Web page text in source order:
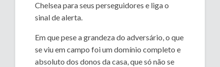
Chelsea para seus perseguidores e liga o
sinal de alerta.
Em que pese a grandeza do adversário, o que
se viu em campo foi um domínio completo e
absoluto dos donos da casa, que só não se